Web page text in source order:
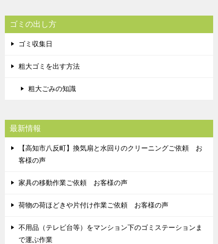
ゴミの出し方
ゴミ収集日
粗大ゴミを出す方法
粗大ごみの知識
最新情報
【高知市八反町】換気扇と水回りのクリーニングご依頼 お
客様の声
家具の移動作業ご依頼 お客様の声
荷物の荷ほどきや片付け作業ご依頼 お客様の声
不用品（テレビ台等）をマンション下のゴミステーションま
で運ぶ作業